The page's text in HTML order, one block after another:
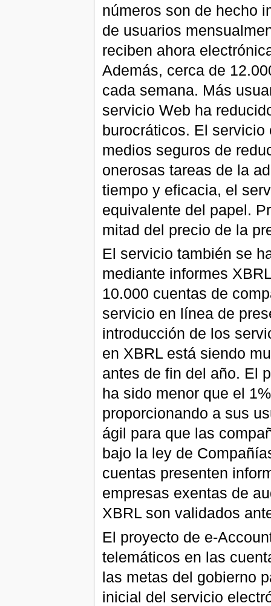
números son de hecho
de usuarios
reciben ahora
Además, cerca de
cada semana. Más
servicio Web ha
burocráticos. El
medios seguros de
onerosas tareas de la
tiempo y eficacia, el
equivalente del papel.
mitad del precio de la
El servicio también se
mediante informes
10.000 cuentas de
servicio en línea de
introducción de los
en XBRL está siendo
antes de fin del año. El
ha sido menor que el
proporcionando a sus
ágil para que las
bajo la ley de
cuentas presenten
empresas exentas de
XBRL son validados
El proyecto de e-
telemáticos en las
las metas del gobierno
inicial del servicio